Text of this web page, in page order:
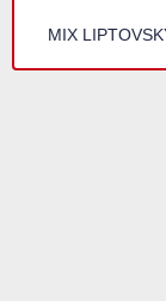
MIX